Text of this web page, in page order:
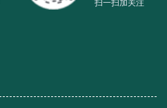
扫一扫加关注